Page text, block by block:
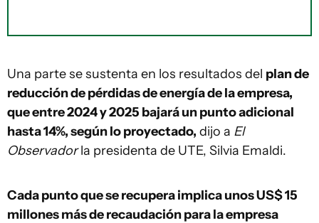
Una parte se sustenta en los resultados del plan de
reducción de pérdidas de energía de la empresa,
que entre 2024 y 2025 bajará un punto adicional
hasta 14%, según lo proyectado, dijo a El
Observadorla presidenta de UTE, Silvia Emaldi.
Cada punto que se recupera implica unos US$ 15
millones más de recaudación para la empresa